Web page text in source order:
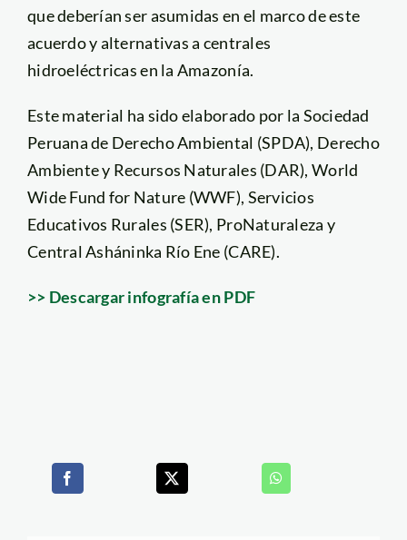
que deberían ser asumidas en el marco de este
acuerdo y alternativas a centrales
hidroeléctricas en la Amazonía.
Este material ha sido elaborado por la Sociedad
Peruana de Derecho Ambiental (SPDA), Derecho
Ambiente y Recursos Naturales (DAR), World
Wide Fund for Nature (WWF), Servicios
Educativos Rurales (SER), ProNaturaleza y
Central Asháninka Río Ene (CARE).
>> Descargar infografía en PDF